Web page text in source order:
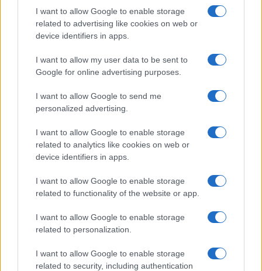
I want to allow Google to enable storage
related to advertising like cookies on web or
device identifiers in apps.
I want to allow my user data to be sent to
Google for online advertising purposes.
I want to allow Google to send me
personalized advertising.
I want to allow Google to enable storage
related to analytics like cookies on web or
device identifiers in apps.
I want to allow Google to enable storage
related to functionality of the website or app.
I want to allow Google to enable storage
related to personalization.
I want to allow Google to enable storage
related to security, including authentication
HÍRLEVÉL
webhelyet a reCAPTCHA védi. A Googleadatvédelmi irányelve és a
szolgáltatási feltételekérvényesek.
Korábbi hírlevelek